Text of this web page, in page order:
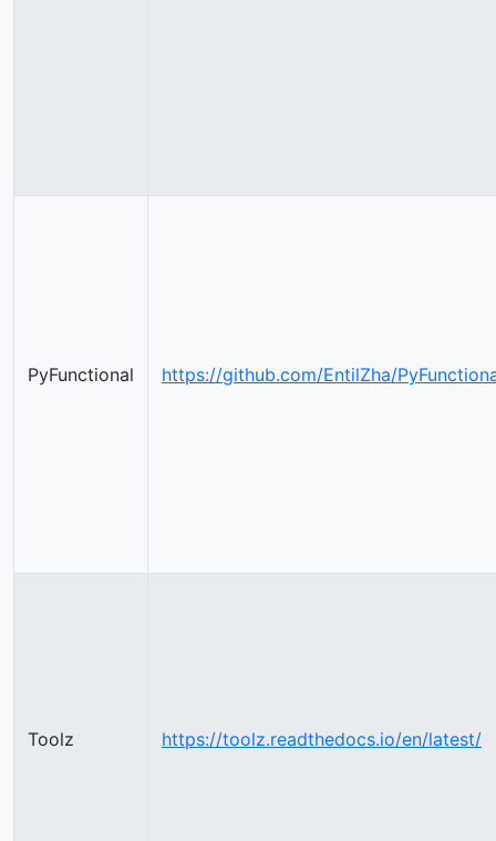
PyFunctional https://github.com/EntilZha/
Toolz https://toolz.readthedocs.io/en/latest/